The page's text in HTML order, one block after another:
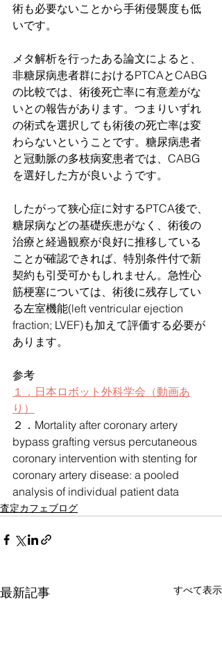
術も必要ないことから手術侵襲度も低
いです。
メタ解析を行ったある論文によると、
非糖尿病患者群におけるPTCAとCABG
の比較では、術後死亡率に有意差がな
いとの報告があります。つまりいずれ
の術式を選択しても術後の死亡率は変
わらないということです。糖尿病患者
と冠動脈の多枝病変患者では、CABG
を選好した方が良いようです。
したがって狭心症に対するPTCA後で、
糖尿病などの基礎疾患がなく、術後の
治療と経過観察が良好に推移している
ことが確認できれば、特別条件付で新
契約も引受可かもしれません。急性心
筋梗塞については、術後に残存してい
る左室機能(left ventricular ejection
fraction; LVEF)も加えて評価する必要が
あります。
参考
１．日本ロボット外科学会（動画あ
り）
２．Mortality after coronary artery
bypass grafting versus percutaneous
coronary intervention with stenting for
coronary artery disease: a pooled
analysis of individual patient data
査定カフェブログ
最新記事 すべて表示